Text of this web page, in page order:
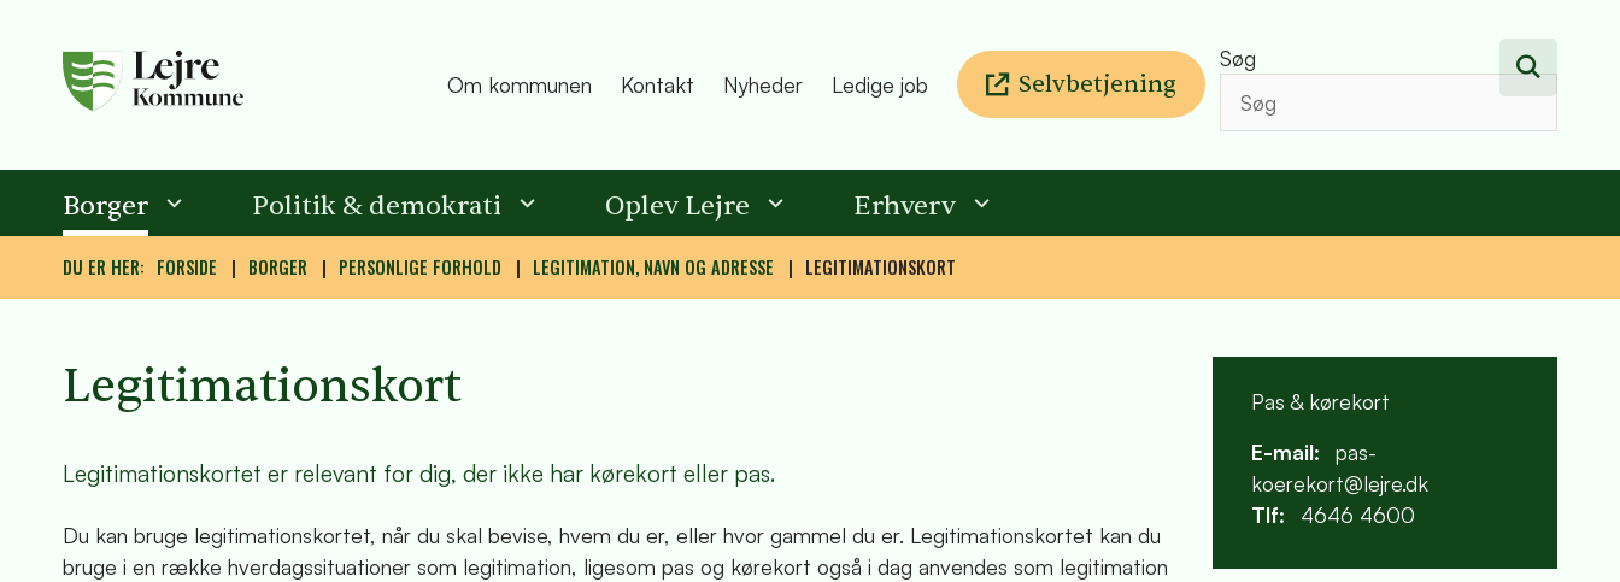
Om kommunen Kontakt Nyheder Ledige job Selvbetjening
Søg
Borger Politik & demokrati Oplev Lejre Erhverv
DU ER HER: FORSIDE BORGER PERSONLIGE FORHOLD LEGITIMATION, NAVN OG ADRESSE LEGITIMATIONSKORT
Legitimationskort
Legitimationskortet er relevant for dig, der ikke har kørekort eller pas.
Du kan bruge legitimationskortet, når du skal bevise, hvem du er, eller hvor gammel du er. Legitimationskortet kan du
bruge i en række hverdagssituationer som legitimation, ligesom pas og kørekort også i dag anvendes som legitimation
Pas & kørekort
E-mail:
pas-
koerekort@lejre.dk
Tlf:
4646 4600